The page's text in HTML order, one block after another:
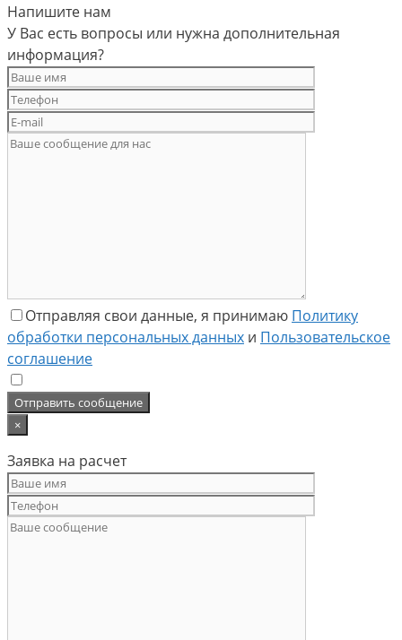
Напишите нам
У Вас есть вопросы или нужна дополнительная
информация?
Отправляя свои данные, я принимаю Политику
обработки персональных данных и Пользовательское
соглашение
×
Заявка на расчет